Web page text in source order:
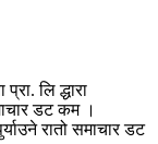
लि द्धारा
डट कम ।
रातो समाचार डट